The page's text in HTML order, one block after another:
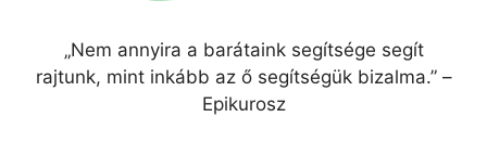
„Nem annyira a barátaink segítsége segít
rajtunk, mint inkább az ő segítségük bizalma.” –
Epikurosz